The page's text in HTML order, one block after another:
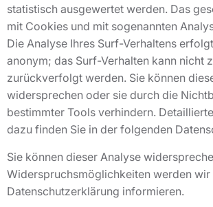
statistisch ausgewertet werden. Das
mit Cookies und mit sogenannten
Die Analyse Ihres Surf-Verhaltens
anonym; das Surf-Verhalten kann nicht
zurückverfolgt werden. Sie können
widersprechen oder sie durch die
bestimmter Tools verhindern.
dazu finden Sie in der folgenden
Sie können dieser Analyse
Widerspruchsmöglichkeiten werden wir
Datenschutzerklärung informieren.